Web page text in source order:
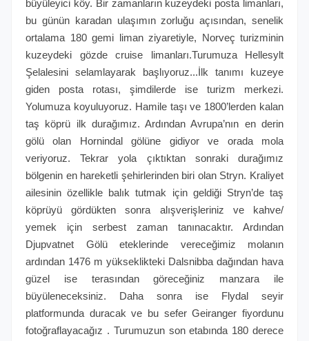
büyüleyici köy. Bir zamanların kuzeydeki posta limanları,
bu günün karadan ulaşımın zorluğu açısından, senelik
ortalama 180 gemi liman ziyaretiyle, Norveç turizminin
kuzeydeki gözde cruise limanları.Turumuza Hellesylt
Şelalesini selamlayarak başlıyoruz...İlk tanımı kuzeye
giden posta rotası, şimdilerde ise turizm merkezi.
Yolumuza koyuluyoruz. Hamile taşı ve 1800’lerden kalan
taş köprü ilk durağımız. Ardından Avrupa’nın en derin
gölü olan Hornindal gölüne gidiyor ve orada mola
veriyoruz. Tekrar yola çıktıktan sonraki durağımız
bölgenin en hareketli şehirlerinden biri olan Stryn. Kraliyet
ailesinin özellikle balık tutmak için geldiği Stryn’de taş
köprüyü gördükten sonra alışverişleriniz ve kahve/
yemek için serbest zaman tanınacaktır. Ardından
Djupvatnet Gölü eteklerinde vereceğimiz molanın
ardından 1476 m yükseklikteki Dalsnibba dağından hava
güzel ise terasından göreceğiniz manzara ile
büyüleneceksiniz. Daha sonra ise Flydal seyir
platformunda duracak ve bu sefer Geiranger fiyordunu
fotoğraflayacağız . Turumuzun son etabında 180 derece